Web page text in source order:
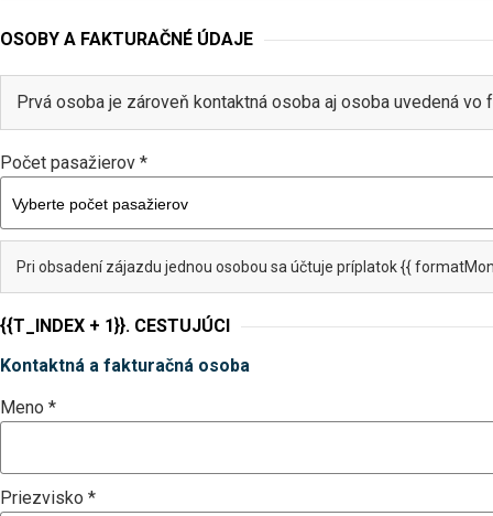
OSOBY A FAKTURAČNÉ ÚDAJE
Prvá osoba je zároveň kontaktná osoba aj osoba uvedená vo
Počet pasažierov *
Pri obsadení zájazdu jednou osobou sa účtuje príplatok {{
{{T_INDEX + 1}}. CESTUJÚCI
Kontaktná a fakturačná osoba
Meno *
Priezvisko *